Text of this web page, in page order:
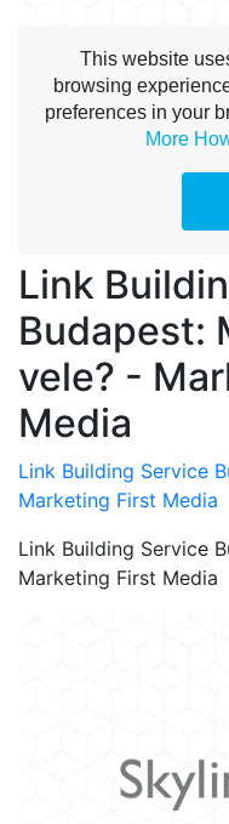
Link
Budapest:
vele? -
Media
Link Building Service
Marketing First Media
Link Building Service
Marketing First Media